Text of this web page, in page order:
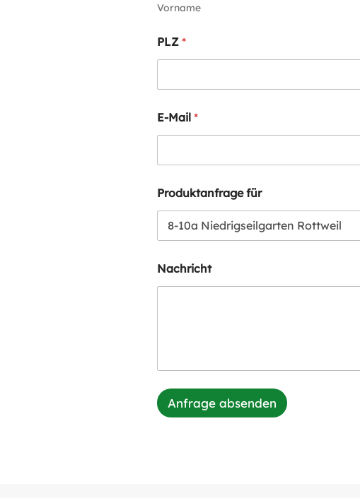
Vorname
PLZ *
E-Mail *
Produktanfrage für
Nachricht
Anfrage absenden